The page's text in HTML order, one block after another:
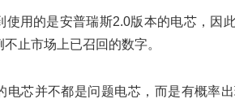
使用的是安普瑞斯2.0版本的电芯，因
止市场上已召回的数字。
电芯并不都是问题电芯，而是有概率